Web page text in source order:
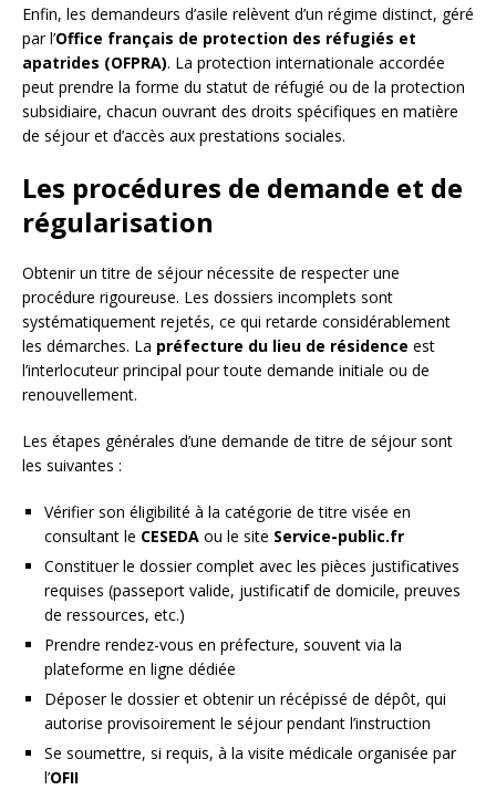
Enfin, les demandeurs d’asile relèvent d’un régime distinct, géré
par l’Office français de protection des réfugiés et
apatrides (OFPRA). La protection internationale accordée
peut prendre la forme du statut de réfugié ou de la protection
subsidiaire, chacun ouvrant des droits spécifiques en matière
de séjour et d’accès aux prestations sociales.
Les procédures de demande et de
régularisation
Obtenir un titre de séjour nécessite de respecter une
procédure rigoureuse. Les dossiers incomplets sont
systématiquement rejetés, ce qui retarde considérablement
les démarches. La préfecture du lieu de résidence est
l’interlocuteur principal pour toute demande initiale ou de
renouvellement.
Les étapes générales d’une demande de titre de séjour sont
les suivantes :
Vérifier son éligibilité à la catégorie de titre visée en
consultant le CESEDA ou le site Service-public.fr
Constituer le dossier complet avec les pièces justificatives
requises (passeport valide, justificatif de domicile, preuves
de ressources, etc.)
Prendre rendez-vous en préfecture, souvent via la
plateforme en ligne dédiée
Déposer le dossier et obtenir un récépissé de dépôt, qui
autorise provisoirement le séjour pendant l’instruction
Se soumettre, si requis, à la visite médicale organisée par
l’OFII